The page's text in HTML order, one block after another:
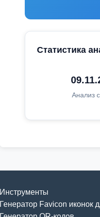
Статистика
Анализ
Инструменты
Генератор Favicon иконок